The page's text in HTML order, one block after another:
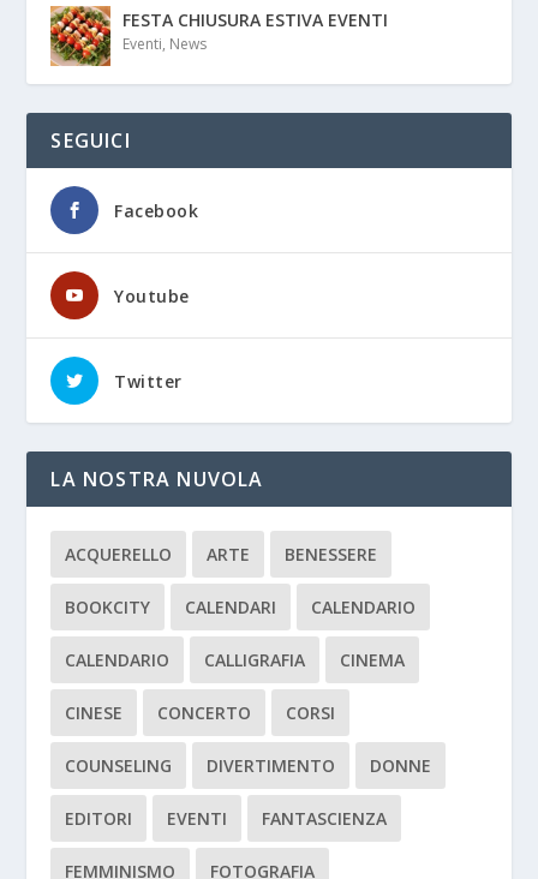
FESTA CHIUSURA ESTIVA EVENTI
Eventi, News
SEGUICI
Facebook
Youtube
Twitter
LA NOSTRA NUVOLA
ACQUERELLO ARTE BENESSERE
BOOKCITY CALENDARI CALENDARIO
CALENDARIO CALLIGRAFIA CINEMA
CINESE CONCERTO CORSI
COUNSELING DIVERTIMENTO DONNE
EDITORI EVENTI FANTASCIENZA
FEMMINISMO FOTOGRAFIA